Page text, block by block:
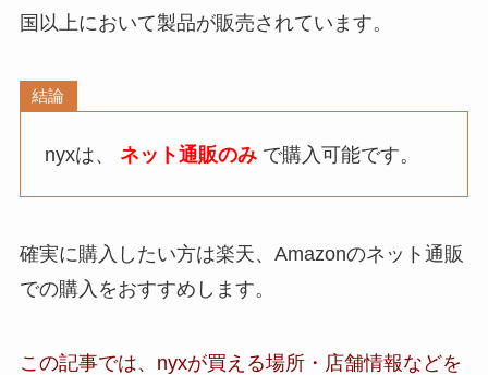
国以上において製品が販売されています。
結論
nyxは、ネット通販のみ で購入可能です。
確実に購入したい方は楽天、Amazonのネット通販
での購入をおすすめします。
この記事では、nyxが買える場所・店舗情報などを